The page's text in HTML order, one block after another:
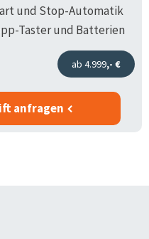
und Stop-Automatik
Taster und Batterien
ab 4.999,- €
anfragen